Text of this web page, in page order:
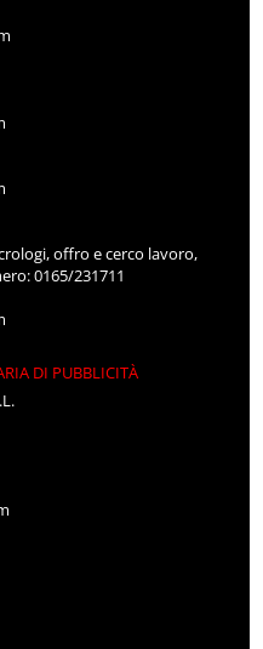
offro e cerco lavoro,
0165/231711
DI PUBBLICITÀ